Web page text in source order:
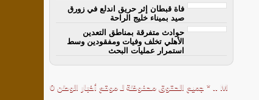
فاة قبطان إثر حريق اندلع في زورق
صيد بميناء خليج الراحة
حوادث متفرقة بمناطق التعدين
الأهلي تخلف وفيات ومفقودين وسط
استمرار عمليات البحث
M
..
* جميع الحقوق محفوظة لـموقع أخبار الوطن 0